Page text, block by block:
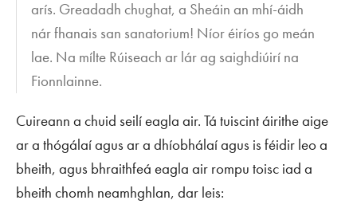
arís. Greadadh chughat, a Sheáin an mhí-áidh
nár fhanais san sanatorium! Níor éiríos go meán
lae. Na mílte Rúiseach ar lár ag saighdiúirí na
Fionnlainne.
Cuireann a chuid seilí eagla air. Tá tuiscint áirithe aige
ar a thógálaí agus ar a dhíobhálaí agus is féidir leo a
bheith, agus bhraithfeá eagla air rompu toisc iad a
bheith chomh neamhghlan, dar leis: